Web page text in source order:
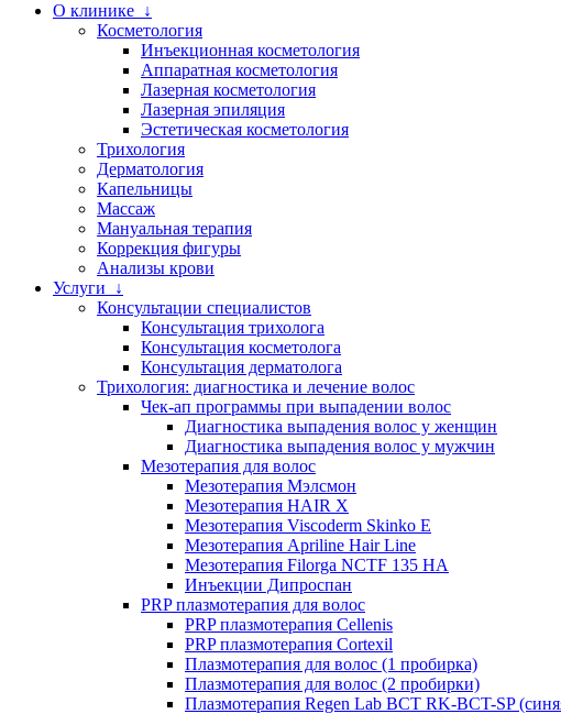
О клинике ↓
Косметология
Инъекционная косметология
Аппаратная косметология
Лазерная косметология
Лазерная эпиляция
Эстетическая косметология
Трихология
Дерматология
Капельницы
Массаж
Мануальная терапия
Коррекция фигуры
Анализы крови
Услуги ↓
Консультации специалистов
Консультация трихолога
Консультация косметолога
Консультация дерматолога
Трихология: диагностика и лечение волос
Чек-ап программы при выпадении волос
Диагностика выпадения волос у женщин
Диагностика выпадения волос у мужчин
Мезотерапия для волос
Мезотерапия Мэлсмон
Мезотерапия HAIR X
Мезотерапия Viscoderm Skinko E
Мезотерапия Apriline Hair Line
Мезотерапия Filorga NCTF 135 HA
Инъекции Дипроспан
PRP плазмотерапия для волос
PRP плазмотерапия Cellenis
PRP плазмотерапия Cortexil
Плазмотерапия для волос (1 пробирка)
Плазмотерапия для волос (2 пробирки)
Плазмотерапия Regen Lab BCT RK-BCT-SP